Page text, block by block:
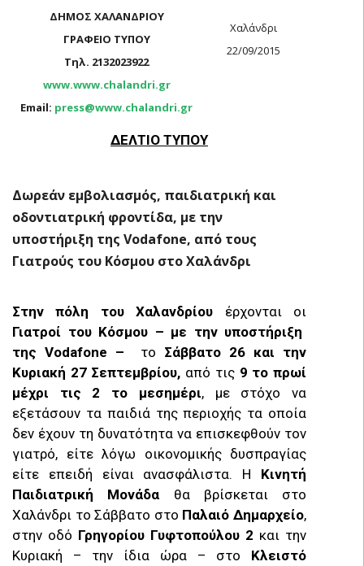
ΔΗΜΟΣ ΧΑΛΑΝΔΡΙΟΥ
ΓΡΑΦΕΙΟ ΤΥΠΟΥ
Τηλ. 2132023922
www.www.chalandri.gr
Email: press@www.chalandri.gr
Χαλάνδρι
22/09/2015
ΔΕΛΤΙΟ ΤΥΠΟΥ
Δωρεάν εμβολιασμός, παιδιατρική και
οδοντιατρική φροντίδα, με την
υποστήριξη της Vodafone, από τους
Γιατρούς του Κόσμου στο Χαλάνδρι
Στην πόλη του Χαλανδρίου έρχονται οι
Γιατροί του Κόσμου – με την υποστήριξη
της Vodafone – το Σάββατο 26 και την
Κυριακή 27 Σεπτεμβρίου, από τις 9 το πρωί
μέχρι τις 2 το μεσημέρι, με στόχο να
εξετάσουν τα παιδιά της περιοχής τα οποία
δεν έχουν τη δυνατότητα να επισκεφθούν τον
γιατρό, είτε λόγω οικονομικής δυσπραγίας
είτε επειδή είναι ανασφάλιστα. Η Κινητή
Παιδιατρική Μονάδα θα βρίσκεται στο
Χαλάνδρι το Σάββατο στο Παλαιό Δημαρχείο,
στην οδό Γρηγορίου Γυφτοπούλου 2 και την
Κυριακή – την ίδια ώρα – στο Κλειστό